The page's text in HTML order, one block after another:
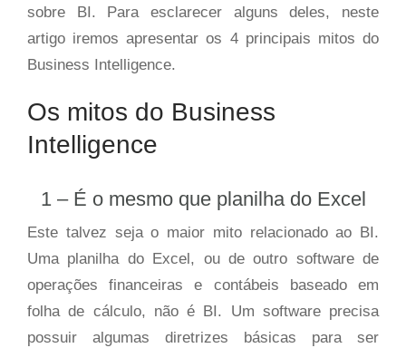
sobre BI. Para esclarecer alguns deles, neste
artigo iremos apresentar os 4 principais mitos do
Business Intelligence.
Os mitos do Business
Intelligence
1 – É o mesmo que planilha do Excel
Este talvez seja o maior mito relacionado ao BI.
Uma planilha do Excel, ou de outro software de
operações financeiras e contábeis baseado em
folha de cálculo, não é BI. Um software precisa
possuir algumas diretrizes básicas para ser